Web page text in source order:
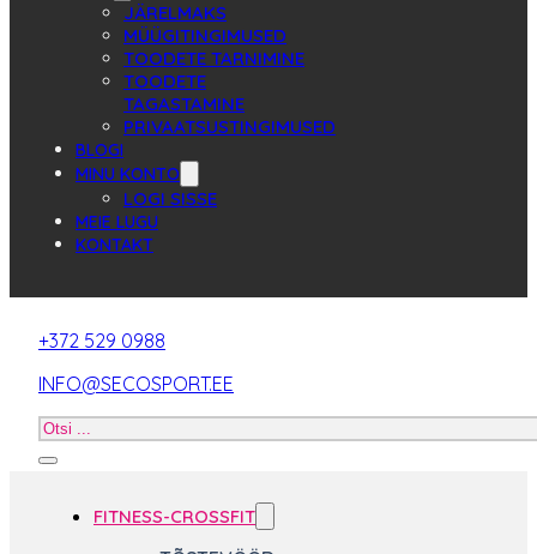
JÄRELMAKS
MÜÜGITINGIMUSED
TOODETE TARNIMINE
TOODETE
TAGASTAMINE
PRIVAATSUSTINGIMUSED
BLOGI
MINU KONTO
LOGI SISSE
MEIE LUGU
KONTAKT
+372 529 0988
INFO@SECOSPORT.EE
Otsi
FITNESS-CROSSFIT